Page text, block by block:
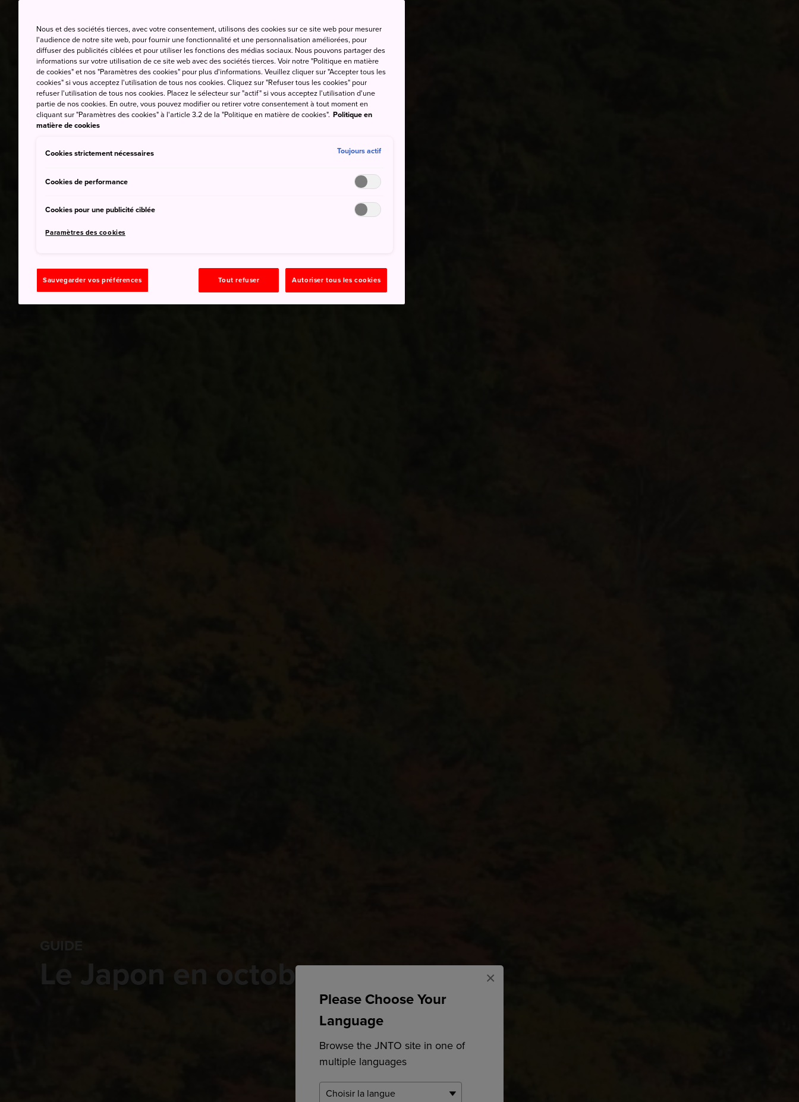
Please Choose Your
Language
Browse the JNTO site in one of
multiple languages
×
GUIDE
Le Japon en octobre
Nous et des sociétés tierces, avec votre consentement, utilisons des cookies sur ce site web pour mesurer
l'audience de notre site web, pour fournir une fonctionnalité et une personnalisation améliorées, pour
diffuser des publicités ciblées et pour utiliser les fonctions des médias sociaux. Nous pouvons partager des
informations sur votre utilisation de ce site web avec des sociétés tierces. Voir notre "Politique en matière
de cookies" et nos "Paramètres des cookies" pour plus d'informations. Veuillez cliquer sur "Accepter tous les
cookies" si vous acceptez l'utilisation de tous nos cookies. Cliquez sur "Refuser tous les cookies" pour
refuser l'utilisation de tous nos cookies. Placez le sélecteur sur "actif" si vous acceptez l'utilisation d'une
partie de nos cookies. En outre, vous pouvez modifier ou retirer votre consentement à tout moment en
cliquant sur "Paramètres des cookies" à l'article 3.2 de la "Politique en matière de cookies". Politique en
matière de cookies
Cookies strictement nécessaires Toujours actif
Cookies de performance
Cookies pour une publicité ciblée
Paramètres des cookies
Sauvegarder vos préférences Tout refuser Autoriser tous les cookies